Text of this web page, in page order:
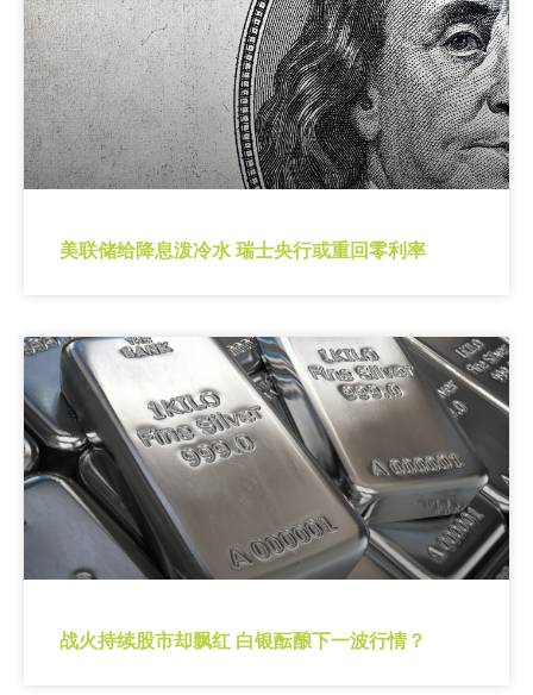
美联储给降息泼冷水 瑞士央行或重回零利率
战火持续股市却飘红 白银酝酿下一波行情？